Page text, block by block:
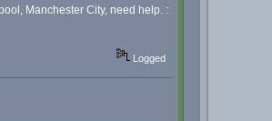
Manchester City, need help. :
Logged